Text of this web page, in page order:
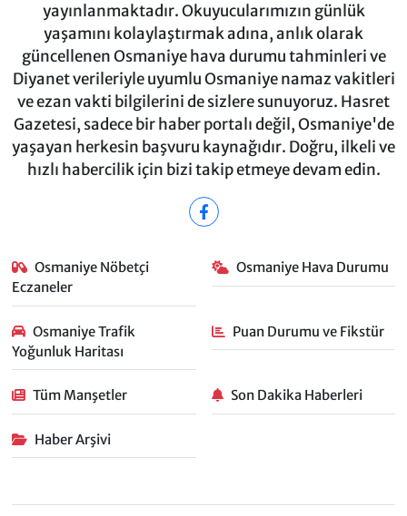
yayınlanmaktadır. Okuyucularımızın günlük
yaşamını kolaylaştırmak adına, anlık olarak
güncellenen Osmaniye hava durumu tahminleri ve
Diyanet verileriyle uyumlu Osmaniye namaz vakitleri
ve ezan vakti bilgilerini de sizlere sunuyoruz. Hasret
Gazetesi, sadece bir haber portalı değil, Osmaniye'de
yaşayan herkesin başvuru kaynağıdır. Doğru, ilkeli ve
hızlı habercilik için bizi takip etmeye devam edin.
Osmaniye Nöbetçi
Eczaneler
Osmaniye Hava Durumu
Osmaniye Trafik
Yoğunluk Haritası
Puan Durumu ve Fikstür
Tüm Manşetler Son Dakika Haberleri
Haber Arşivi